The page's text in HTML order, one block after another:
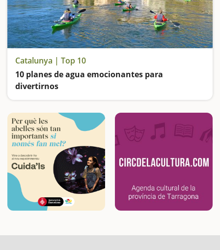
Catalunya | Top 10
10 planes de agua emocionantes para
divertirnos